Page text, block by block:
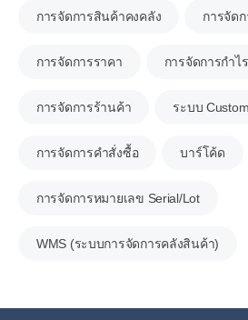
การจัดการสินค้าคงคลัง การจัด
การจัดการราคา การจัดการกำไร
การจัดการร้านค้า ระบบ
การจัดการคำสั่งซื้อ บาร์โค้ด
การจัดการหมายเลข Serial/Lot
WMS (ระบบการจัดการคลังสินค้า)